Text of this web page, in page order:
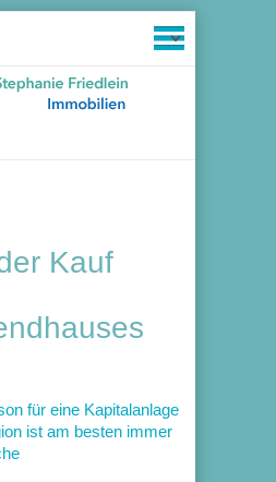
Kauf
für eine Kapitalanlage
ist am besten immer